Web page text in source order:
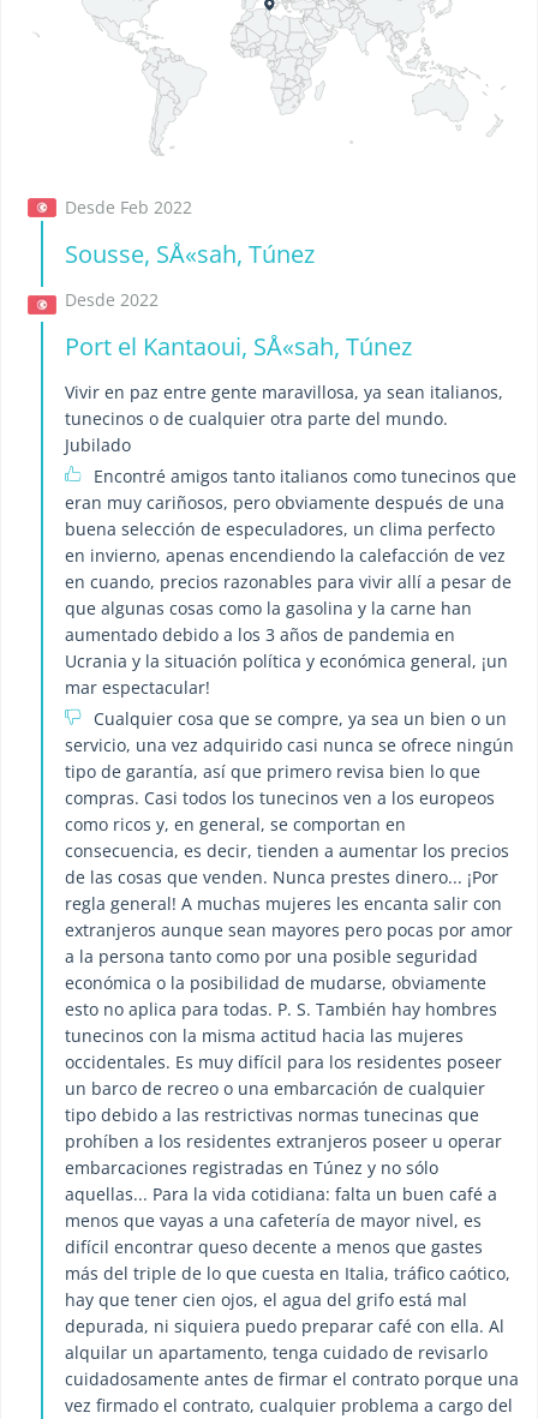
Desde Feb 2022
Sousse, SÅ«sah, Túnez
Desde 2022
Port el Kantaoui, SÅ«sah, Túnez
Vivir en paz entre gente maravillosa, ya sean italianos,
tunecinos o de cualquier otra parte del mundo.
Jubilado
Encontré amigos tanto italianos como tunecinos que
eran muy cariñosos, pero obviamente después de una
buena selección de especuladores, un clima perfecto
en invierno, apenas encendiendo la calefacción de vez
en cuando, precios razonables para vivir allí a pesar de
que algunas cosas como la gasolina y la carne han
aumentado debido a los 3 años de pandemia en
Ucrania y la situación política y económica general, ¡un
mar espectacular!
Cualquier cosa que se compre, ya sea un bien o un
servicio, una vez adquirido casi nunca se ofrece ningún
tipo de garantía, así que primero revisa bien lo que
compras. Casi todos los tunecinos ven a los europeos
como ricos y, en general, se comportan en
consecuencia, es decir, tienden a aumentar los precios
de las cosas que venden. Nunca prestes dinero... ¡Por
regla general! A muchas mujeres les encanta salir con
extranjeros aunque sean mayores pero pocas por amor
a la persona tanto como por una posible seguridad
económica o la posibilidad de mudarse, obviamente
esto no aplica para todas. P. S. También hay hombres
tunecinos con la misma actitud hacia las mujeres
occidentales. Es muy difícil para los residentes poseer
un barco de recreo o una embarcación de cualquier
tipo debido a las restrictivas normas tunecinas que
prohíben a los residentes extranjeros poseer u operar
embarcaciones registradas en Túnez y no sólo
aquellas... Para la vida cotidiana: falta un buen café a
menos que vayas a una cafetería de mayor nivel, es
difícil encontrar queso decente a menos que gastes
más del triple de lo que cuesta en Italia, tráfico caótico,
hay que tener cien ojos, el agua del grifo está mal
depurada, ni siquiera puedo preparar café con ella. Al
alquilar un apartamento, tenga cuidado de revisarlo
cuidadosamente antes de firmar el contrato porque una
vez firmado el contrato, cualquier problema a cargo del